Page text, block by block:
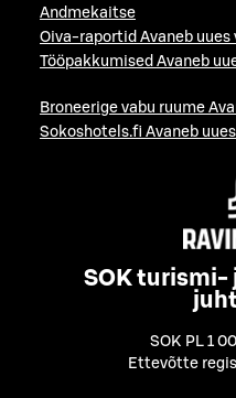
Andmekaitse
Oiva-raportid Avaneb
Tööpakkumised Avaneb
Broneerige vabu ruume
Sokoshotels.fi Avaneb
SOK
SOK PL 1
Ettevõtte